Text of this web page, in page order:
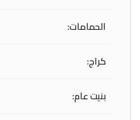
الحمامات:
كراج:
بنيت عام: